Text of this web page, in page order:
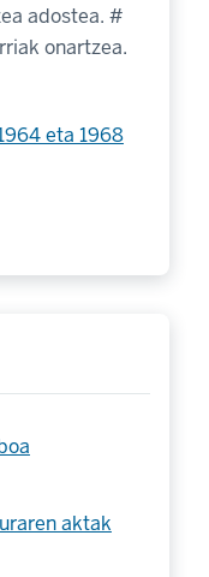
adostea. #
onartzea.
eta 1968
aktak